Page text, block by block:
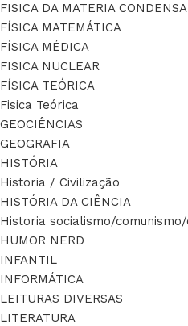
FISICA DA MATERIA
FÍSICA MATEMÁTICA
FÍSICA MÉDICA
FISICA NUCLEAR
FÍSICA TEÓRICA
Fisica Teórica
GEOCIÊNCIAS
GEOGRAFIA
HISTÓRIA
Historia / Civilização
HISTÓRIA DA CIÊNCIA
Historia socialismo/
HUMOR NERD
INFANTIL
INFORMÁTICA
LEITURAS DIVERSAS
LITERATURA